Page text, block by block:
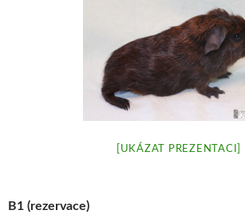
[UKÁZAT PREZENTACI]
B1 (rezervace)